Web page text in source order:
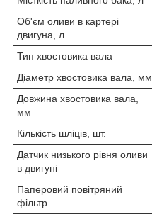
Об'єм оливи в картері
двигуна, л
Тип хвостовика вала
Діаметр хвостовика вала, мм
Довжина хвостовика вала,
мм
Кількість шліців, шт.
Датчик низького рівня оливи
в двигуні
Паперовий повітряний
фільтр